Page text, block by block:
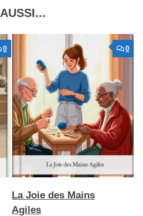
0 0
La Joie des Mains
Agiles